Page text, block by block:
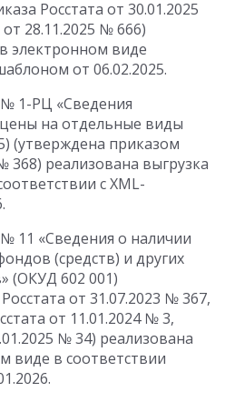
Росстата от 30.01.2025
от 28.11.2025 № 666)
электронном виде
от 06.02.2025.
1-РЦ «Сведения
на отдельные виды
(утверждена приказом
368) реализована выгрузка
с XML-
.
11 «Сведения о наличии
(средств) и других
(ОКУД 602 001)
от 31.07.2023 № 367,
от 11.01.2024№ 3,
№ 34) реализована
виде в соответствии
.